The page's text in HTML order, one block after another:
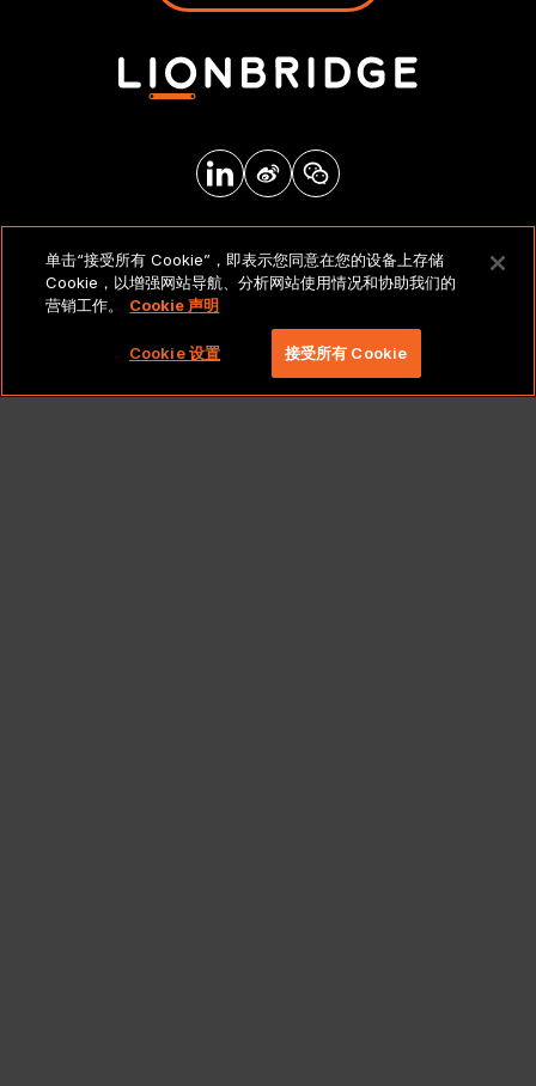
法律声明和政策
版权所有 2026 北京莱博智环球科技有限公司。保留所有
权利。
单击“接受所有 Cookie”，即表示您同意在您的设备上存储
Cookie，以增强网站导航、分析网站使用情况和协助我们的
营销工作。
Cookie 声明
Cookie 设置 接受所有 Cookie